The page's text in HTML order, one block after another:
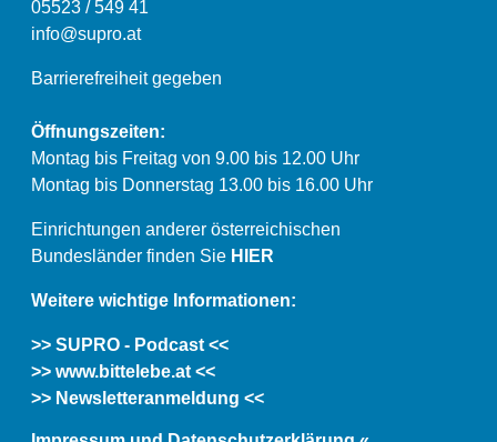
05523 / 549 41
info@supro.at
Barrierefreiheit gegeben
Öffnungszeiten:
Montag bis Freitag von 9.00 bis 12.00 Uhr
Montag bis Donnerstag 13.00 bis 16.00 Uhr
Einrichtungen anderer österreichischen
Bundesländer finden Sie HIER
Weitere wichtige Informationen:
>> SUPRO - Podcast <<
>> www.bittelebe.at <<
>> Newsletteranmeldung <<